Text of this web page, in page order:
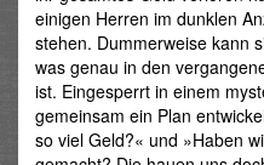
einigen Herren im dunklen
stehen. Dummerweise kann
was genau in den
ist. Eingesperrt in einem
gemeinsam ein Plan
so viel Geld?« und »Haben